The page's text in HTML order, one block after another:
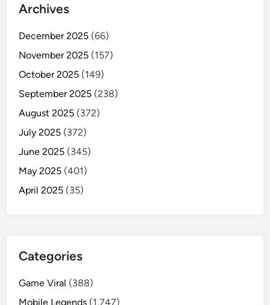
Archives
December 2025 (66)
November 2025 (157)
October 2025 (149)
September 2025 (238)
August 2025 (372)
July 2025 (372)
June 2025 (345)
May 2025 (401)
April 2025 (35)
Categories
Game Viral (388)
Mobile Legends (1,747)